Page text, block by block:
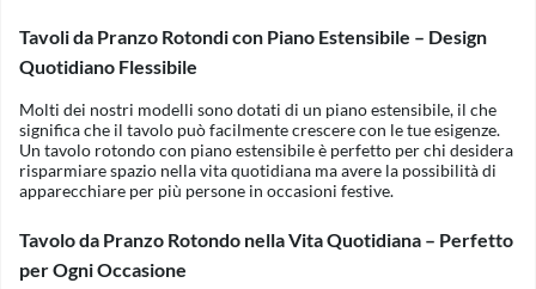
Tavoli da Pranzo Rotondi con Piano Estensibile – Design
Quotidiano Flessibile
Molti dei nostri modelli sono dotati di un piano estensibile, il che
significa che il tavolo può facilmente crescere con le tue esigenze.
Un tavolo rotondo con piano estensibile è perfetto per chi desidera
risparmiare spazio nella vita quotidiana ma avere la possibilità di
apparecchiare per più persone in occasioni festive.
Tavolo da Pranzo Rotondo nella Vita Quotidiana – Perfetto
per Ogni Occasione